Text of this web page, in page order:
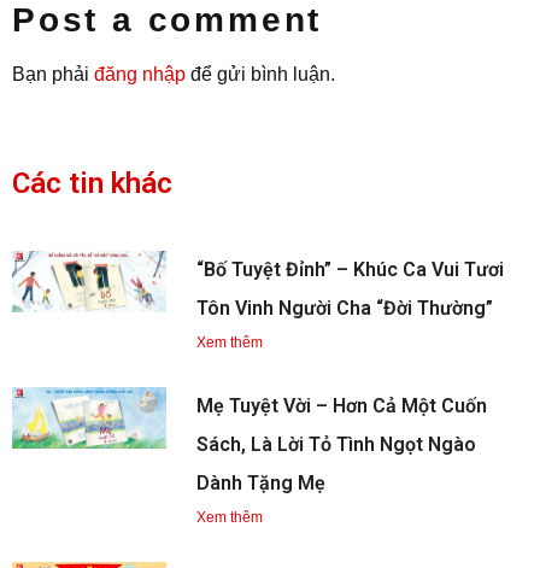
Post a comment
Bạn phải đăng nhập để gửi bình luận.
Các tin khác
“Bố Tuyệt Đỉnh” – Khúc Ca Vui Tươi
Tôn Vinh Người Cha “Đời Thường”
Xem thêm
Mẹ Tuyệt Vời – Hơn Cả Một Cuốn
Sách, Là Lời Tỏ Tình Ngọt Ngào
Dành Tặng Mẹ
Xem thêm